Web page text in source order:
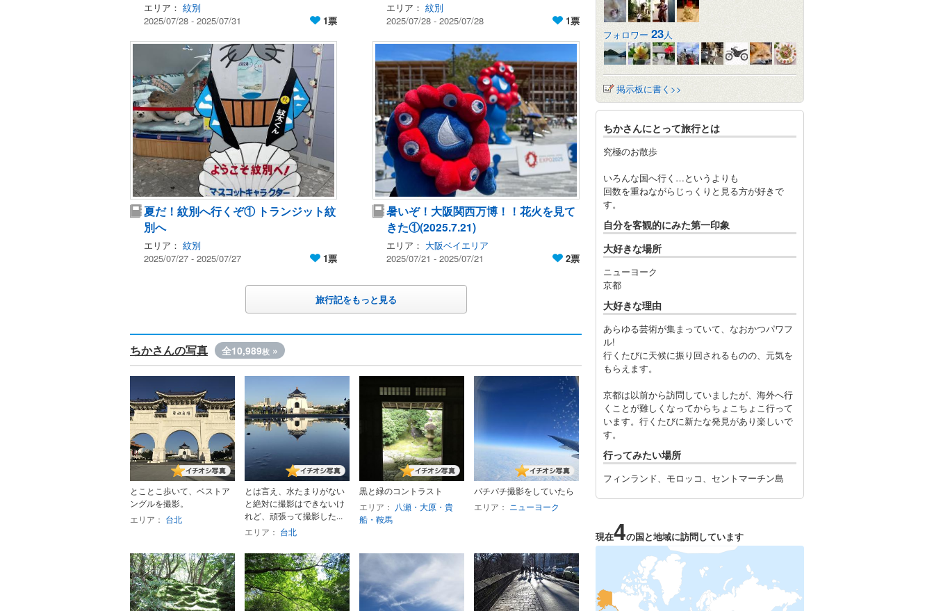
エリア： 紋別
2025/07/28 - 2025/07/31
1票
エリア： 紋別
2025/07/28 - 2025/07/28
1票
夏だ！紋別へ行くぞ① トランジット紋
別へ
エリア： 紋別
2025/07/27 - 2025/07/27
1票
暑いぞ！大阪関西万博！！花火を見て
きた①(2025.7.21)
エリア： 大阪ベイエリア
2025/07/21 - 2025/07/21
2票
旅行記をもっと見る
ちかさんの写真 全10,989枚 »
とことこ歩いて、ベストア
ングルを撮影。
エリア： 台北
とは言え、水たまりがない
と絶対に撮影はできないけ
れど、頑張って撮影した...
エリア： 台北
黒と緑のコントラスト
エリア： 八瀬・大原・貴
船・鞍馬
パチパチ撮影をしていたら
エリア： ニューヨーク
フォロワー 23人
掲示板に書く>>
ちかさんにとって旅行とは
究極のお散歩
いろんな国へ行く…というよりも
回数を重ねながらじっくりと見る方が好きで
す。
自分を客観的にみた第一印象
大好きな場所
ニューヨーク
京都
大好きな理由
あらゆる芸術が集まっていて、なおかつパワフ
ル!
行くたびに天候に振り回されるものの、元気を
もらえます。
京都は以前から訪問していましたが、海外へ行
くことが難しくなってからちょこちょこ行って
います。行くたびに新たな発見があり楽しいで
す。
行ってみたい場所
フィンランド、モロッコ、セントマーチン島
現在4の国と地域に訪問しています